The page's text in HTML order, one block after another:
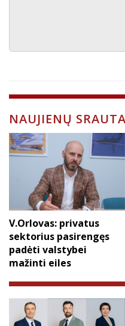
NAUJIENŲ
V.Orlovas: privatus
sektorius pasirengęs
padėti valstybei
mažinti eiles